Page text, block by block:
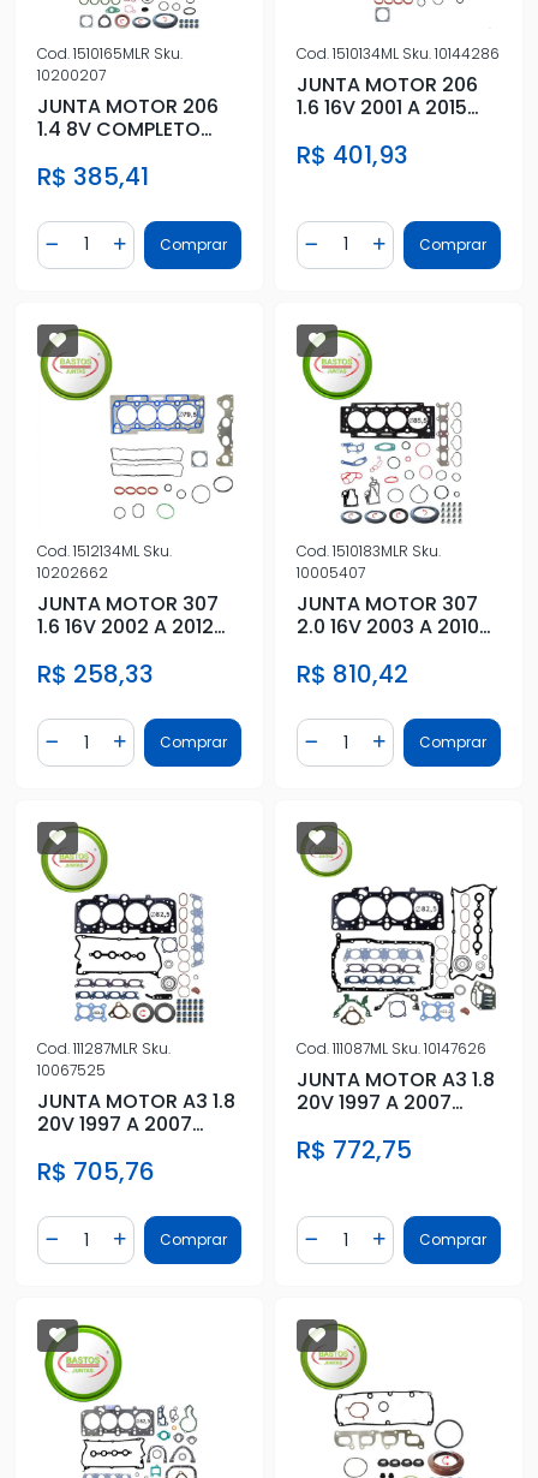
Cod.1510165MLR Sku.
10200207
JUNTA MOTOR 206
1.4 8V COMPLETO
R$ 385,41
Diminuir Quantidade
Quantidade
Adicionar Quantidade
Comprar
Cod.1510134ML Sku.10144286
JUNTA MOTOR 206
1.6 16V 2001 A 2015
R$ 401,93
Diminuir Quantidade
Quantidade
AdicionarComprar
Cod.1512134ML Sku.
10202662
JUNTA MOTOR 307
1.6 16V 2002 A 2012
RETENTOR
R$ 258,33
Diminuir Quantidade
Quantidade
Adicionar Quantidade
Comprar
Cod.1510183MLR Sku.
10005407
JUNTA MOTOR 307
2.0 16V 2003 A 2010
R$ 810,42
Diminuir Quantidade
Quantidade
AdicionarComprar
Cod.111287MLR Sku.
10067525
JUNTA MOTOR A3 1.8
20V 1997 A 2007
R$ 705,76
Diminuir Quantidade
Quantidade
Adicionar Quantidade
Comprar
Cod.111087ML Sku.10147626
JUNTA MOTOR A3 1.8
20V 1997 A 2007
R$ 772,75
Diminuir Quantidade
Quantidade
AdicionarComprar